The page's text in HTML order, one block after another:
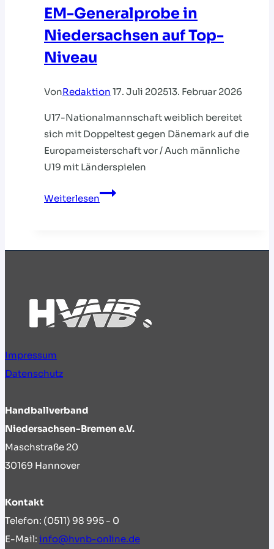
EM-Generalprobe in
Niedersachsen auf Top-
Niveau
VonRedaktion 17. Juli 202513. Februar 2026
U17-Nationalmannschaft weiblich bereitet
sich mit Doppeltest gegen Dänemark auf die
Europameisterschaft vor / Auch männliche
U19 mit Länderspielen
Weiterlesen
EM-
Impressum
Datenschutz
Handballverband
Niedersachsen-Bremen e.V.
Maschstraße 20
30169 Hannover
Kontakt
Telefon: (0511) 98 995 - 0
E-Mail: info@hvnb-online.de